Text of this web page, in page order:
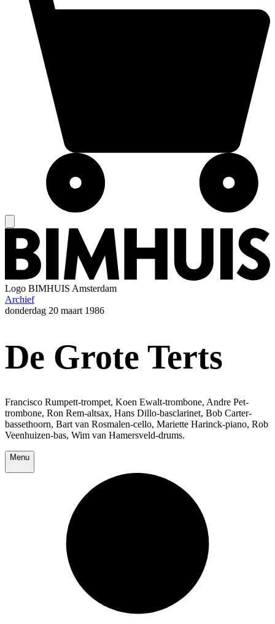
Logo BIMHUIS Amsterdam
Archief
donderdag 20 maart 1986
De Grote Terts
Francisco Rumpett-trompet, Koen Ewalt-trombone, Andre Pet-
trombone, Ron Rem-altsax, Hans Dillo-basclarinet, Bob Carter-
bassethoorn, Bart van Rosmalen-cello, Mariette Harinck-piano, Rob
Veenhuizen-bas, Wim van Hamersveld-drums.
Menu